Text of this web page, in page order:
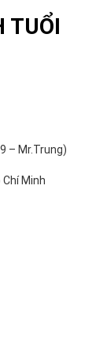
TUỔI
– Mr.Trung)
Chí Minh